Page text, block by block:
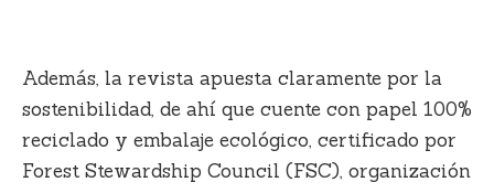
Además, la revista apuesta claramente por la
sostenibilidad, de ahí que cuente con papel 100%
reciclado y embalaje ecológico, certificado por
Forest Stewardship Council (FSC), organización